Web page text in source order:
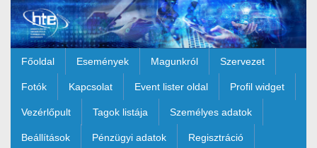
Ugrás a fő tartalomhoz
Főoldal Események Magunkról Szervezet
Fotók Kapcsolat Event lister oldal Profil widget
Vezérlőpult Tagok listája Személyes adatok
Beállítások Pénzügyi adatok Regisztráció